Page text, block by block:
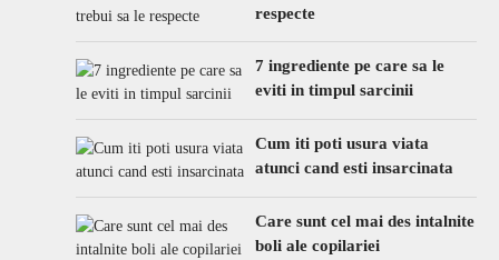
respecte
7 ingrediente pe care sa le
eviti in timpul sarcinii
Cum iti poti usura viata
atunci cand esti insarcinata
Care sunt cel mai des intalnite
boli ale copilariei